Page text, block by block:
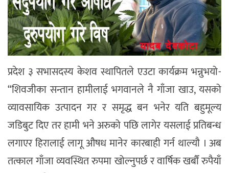
प्रदेश ३ सभासदस्य केशव स्थापितले एउटा कार्यक्रम भन्नुभयो-
“शिवजीका सन्तान हामीलाई भगवानले नै गाँजा खाउ, यसको
व्यावसायिक उत्पादन गर र समृद्ध बन भनेर यति बहुमूल्य
जडिबुट दिए तर हामी भने अरुको पछि लागेर यसलाई प्रतिबन्ध
लगाएर हिरालाई लागू औषध मानेर कारबाही गर्न थाल्यौ । अब
तत्काल गाँजा व्यवस्थित रुपमा खोल्नुपर्छ र वार्षिक खर्बौं रुपैयाँ